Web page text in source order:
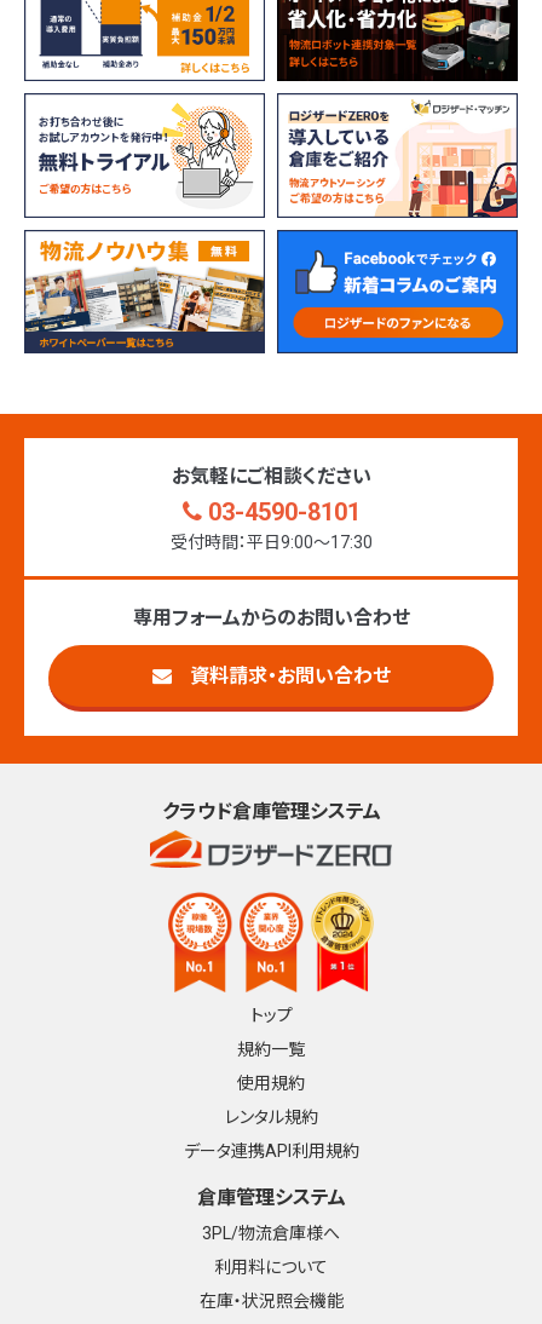
お気軽にご相談ください
03-4590-8101
受付時間：平日9:00〜17:30
専用フォームからのお問い合わせ
資料請求・お問い合わせ
クラウド倉庫管理システム
トップ
規約一覧
使用規約
レンタル規約
データ連携API利用規約
倉庫管理システム
3PL/物流倉庫様へ
利用料について
在庫・状況照会機能